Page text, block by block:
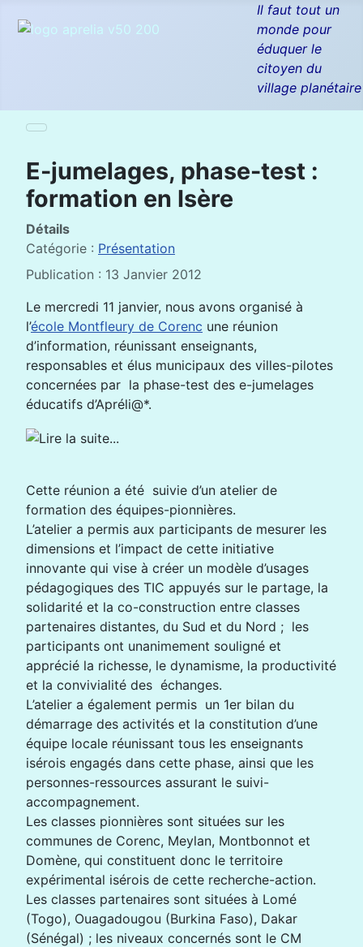
Il faut tout un
monde pour
éduquer le
citoyen du
village planétaire
E-jumelages, phase-test :
formation en Isère
Détails
Catégorie : Présentation
Publication : 13 Janvier 2012
Le mercredi 11 janvier, nous avons organisé à
l’école Montfleury de Corenc une réunion
d’information, réunissant enseignants,
responsables et élus municipaux des villes-pilotes
concernées par la phase-test des e-jumelages
éducatifs d’Apréli@*.
Cette réunion a été suivie d’un atelier de
formation des équipes-pionnières.
L’atelier a permis aux participants de mesurer les
dimensions et l’impact de cette initiative
innovante qui vise à créer un modèle d’usages
pédagogiques des TIC appuyés sur le partage, la
solidarité et la co-construction entre classes
partenaires distantes, du Sud et du Nord ; les
participants ont unanimement souligné et
apprécié la richesse, le dynamisme, la productivité
et la convivialité des échanges.
L’atelier a également permis un 1er bilan du
démarrage des activités et la constitution d’une
équipe locale réunissant tous les enseignants
isérois engagés dans cette phase, ainsi que les
personnes-ressources assurant le suivi-
accompagnement.
Les classes pionnières sont situées sur les
communes de Corenc, Meylan, Montbonnot et
Domène, qui constituent donc le territoire
expérimental isérois de cette recherche-action.
Les classes partenaires sont situées à Lomé
(Togo), Ouagadougou (Burkina Faso), Dakar
(Sénégal) ; les niveaux concernés sont le CM